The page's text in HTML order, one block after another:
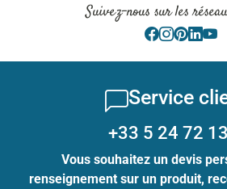
Suivez-nous sur les
Service
+33 5 24 72
Vous souhaitez un devis
renseignement sur un produit,